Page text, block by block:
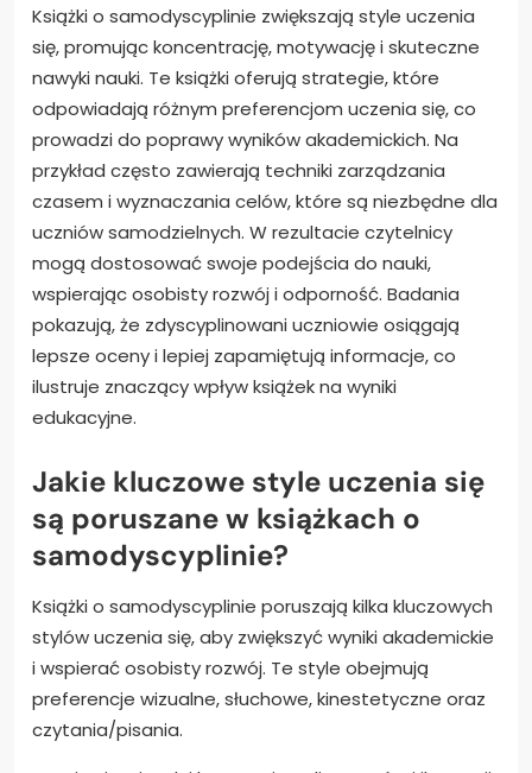
Książki o samodyscyplinie zwiększają style uczenia
się, promując koncentrację, motywację i skuteczne
nawyki nauki. Te książki oferują strategie, które
odpowiadają różnym preferencjom uczenia się, co
prowadzi do poprawy wyników akademickich. Na
przykład często zawierają techniki zarządzania
czasem i wyznaczania celów, które są niezbędne dla
uczniów samodzielnych. W rezultacie czytelnicy
mogą dostosować swoje podejścia do nauki,
wspierając osobisty rozwój i odporność. Badania
pokazują, że zdyscyplinowani uczniowie osiągają
lepsze oceny i lepiej zapamiętują informacje, co
ilustruje znaczący wpływ książek na wyniki
edukacyjne.
Jakie kluczowe style uczenia się
są poruszane w książkach o
samodyscyplinie?
Książki o samodyscyplinie poruszają kilka kluczowych
stylów uczenia się, aby zwiększyć wyniki akademickie
i wspierać osobisty rozwój. Te style obejmują
preferencje wizualne, słuchowe, kinestetyczne oraz
czytania/pisania.